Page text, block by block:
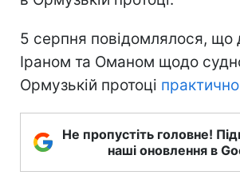
5 серпня повідомлялося, що
Іраном та Оманом щодо
Ормузькій протоці
Не пропустіть головне!
наші оновлення в